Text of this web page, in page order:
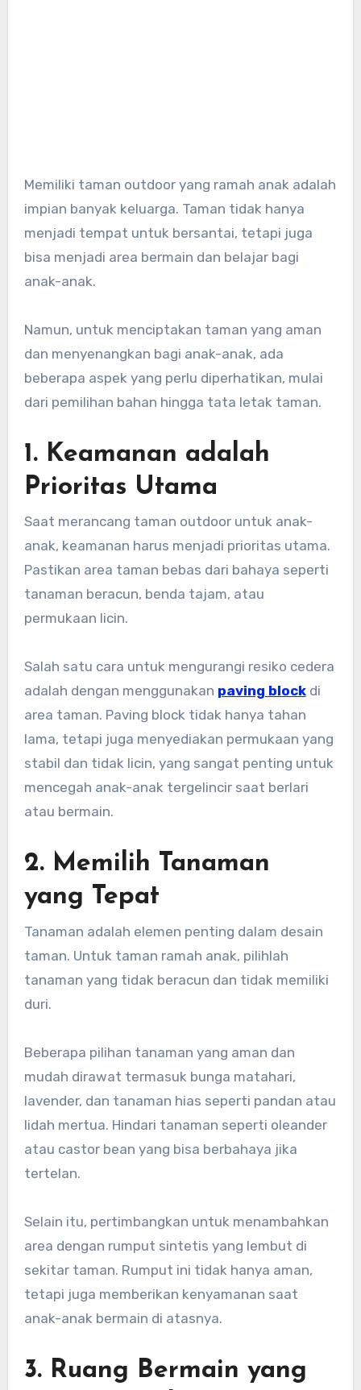
Memiliki taman outdoor yang ramah anak adalah
impian banyak keluarga. Taman tidak hanya
menjadi tempat untuk bersantai, tetapi juga
bisa menjadi area bermain dan belajar bagi
anak-anak.
Namun, untuk menciptakan taman yang aman
dan menyenangkan bagi anak-anak, ada
beberapa aspek yang perlu diperhatikan, mulai
dari pemilihan bahan hingga tata letak taman.
1. Keamanan adalah
Prioritas Utama
Saat merancang taman outdoor untuk anak-
anak, keamanan harus menjadi prioritas utama.
Pastikan area taman bebas dari bahaya seperti
tanaman beracun, benda tajam, atau
permukaan licin.
Salah satu cara untuk mengurangi resiko cedera
adalah dengan menggunakan paving blockdi
area taman. Paving block tidak hanya tahan
lama, tetapi juga menyediakan permukaan yang
stabil dan tidak licin, yang sangat penting untuk
mencegah anak-anak tergelincir saat berlari
atau bermain.
2. Memilih Tanaman
yang Tepat
Tanaman adalah elemen penting dalam desain
taman. Untuk taman ramah anak, pilihlah
tanaman yang tidak beracun dan tidak memiliki
duri.
Beberapa pilihan tanaman yang aman dan
mudah dirawat termasuk bunga matahari,
lavender, dan tanaman hias seperti pandan atau
lidah mertua. Hindari tanaman seperti oleander
atau castor bean yang bisa berbahaya jika
tertelan.
Selain itu, pertimbangkan untuk menambahkan
area dengan rumput sintetis yang lembut di
sekitar taman. Rumput ini tidak hanya aman,
tetapi juga memberikan kenyamanan saat
anak-anak bermain di atasnya.
3. Ruang Bermain yang